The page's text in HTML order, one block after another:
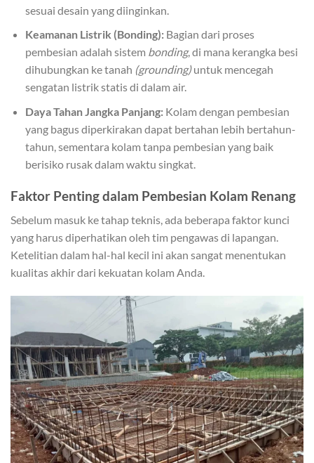
sesuai desain yang diinginkan.
Keamanan Listrik (Bonding):Bagian dari proses
pembesian adalah sistem bonding, di mana kerangka besi
dihubungkan ke tanah (grounding)untuk mencegah
sengatan listrik statis di dalam air.
Daya Tahan Jangka Panjang:Kolam dengan pembesian
yang bagus diperkirakan dapat bertahan lebih bertahun-
tahun, sementara kolam tanpa pembesian yang baik
berisiko rusak dalam waktu singkat.
Faktor Penting dalam Pembesian Kolam Renang
Sebelum masuk ke tahap teknis, ada beberapa faktor kunci
yang harus diperhatikan oleh tim pengawas di lapangan.
Ketelitian dalam hal-hal kecil ini akan sangat menentukan
kualitas akhir dari kekuatan kolam Anda.